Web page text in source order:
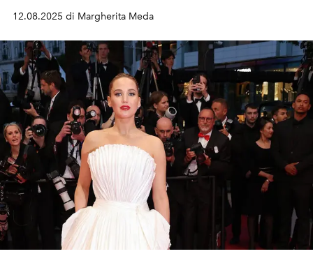
sue sfilate più belle, dalle uscite che ne hanno segnato
l’ascesa fulminea ai momenti diventati di culto.
12.08.2025 di Margherita Meda